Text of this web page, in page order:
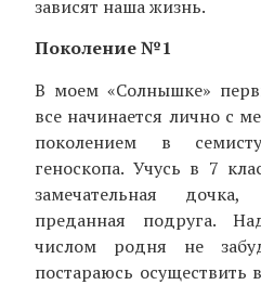
зависят наша жизнь.
Поколение №1
В моем «Солнышке»
все начинается лично с
поколением в
геноскопа. Учусь в 7
замечательная дочка,
преданная подруга.
числом родня не
постараюсь осуществить